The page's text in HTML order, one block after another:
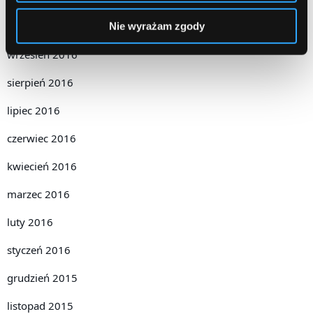
Nie wyrażam zgody
wrzesień 2016
sierpień 2016
lipiec 2016
czerwiec 2016
kwiecień 2016
marzec 2016
luty 2016
styczeń 2016
grudzień 2015
listopad 2015